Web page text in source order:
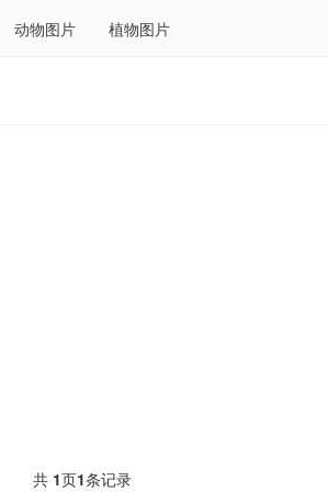
动物图片 植物图片
共 1页1条记录